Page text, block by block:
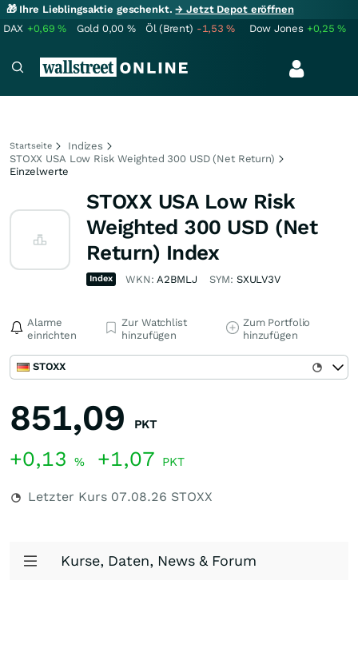
🎁 Ihre Lieblingsaktie geschenkt.→ Jetzt Depot eröffnen
DAX +0,69% Gold 0,00 % Öl (Brent) -1,53% Dow Jones +0,25%
Startseite
Indizes
STOXX USA Low Risk Weighted 300 USD (Net Return)
Einzelwerte
STOXX USA Low Risk
Weighted 300 USD (Net
Return) Index
Index WKN:A2BMLJ SYM: SXULV3V
Alarme
einrichten
Zur Watchlist
hinzufügen
Zum Portfolio
hinzufügen
STOXX
851,09 PKT
+0,13 % +1,07 PKT
Letzter Kurs 07.08.26 STOXX
Kurse, Daten, News & Forum